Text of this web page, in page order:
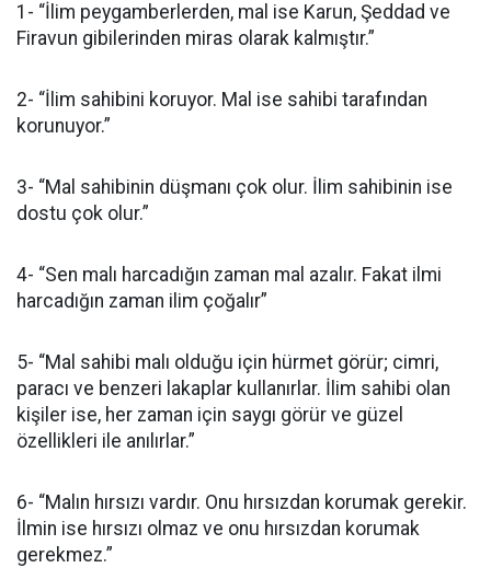
1- “İlim peygamberlerden, mal ise Karun, Şeddad ve
Firavun gibilerinden miras olarak kalmıştır.”
2- “İlim sahibini koruyor. Mal ise sahibi tarafından
korunuyor.”
3- “Mal sahibinin düşmanı çok olur. İlim sahibinin ise
dostu çok olur.”
4- “Sen malı harcadığın zaman mal azalır. Fakat ilmi
harcadığın zaman ilim çoğalır”
5- “Mal sahibi malı olduğu için hürmet görür; cimri,
paracı ve benzeri lakaplar kullanırlar. İlim sahibi olan
kişiler ise, her zaman için saygı görür ve güzel
özellikleri ile anılırlar.”
6- “Malın hırsızı vardır. Onu hırsızdan korumak gerekir.
İlmin ise hırsızı olmaz ve onu hırsızdan korumak
gerekmez.”